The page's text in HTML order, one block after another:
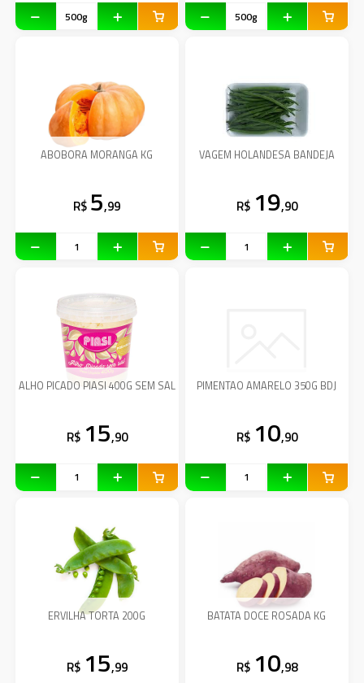
ABOBORA MORANGA KG
R$ 5,99
VAGEM HOLANDESA BANDEJA
R$ 19,90
ALHO PICADO PIASI 400G SEM SAL
R$ 15,90
PIMENTAO AMARELO 350G BDJ
R$ 10,90
ERVILHA TORTA 200G
R$ 15,99
BATATA DOCE ROSADA KG
R$ 10,98